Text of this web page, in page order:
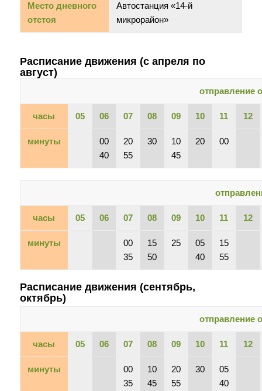
Место дневного
отстоя
Автостанция «14-й
микрорайон»
Расписание движения (с апреля по
август)
отправление
часы 05 06 07 08 09 10 11 12
минуты
00
40
20
55
30
10
45
20 00
часы 05 06 07 08 09 10 11 12
минуты
00
35
15
50
25
05
40
15
55
Расписание движения (сентябрь,
октябрь)
отправление
часы 05 06 07 08 09 10 11 12
минуты
00
35
10
45
20
55
30
05
40